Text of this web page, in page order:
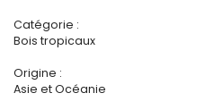
Catégorie :
Bois tropicaux
Origine :
Asie et Océanie